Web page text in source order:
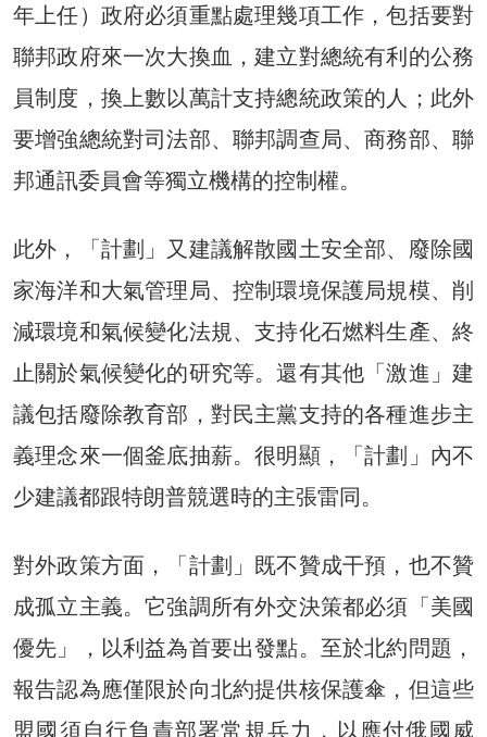
年上任）政府必須重點處理幾項工作，包括要對
聯邦政府來一次大換血，建立對總統有利的公務
員制度，換上數以萬計支持總統政策的人；此外
要增強總統對司法部、聯邦調查局、商務部、聯
邦通訊委員會等獨立機構的控制權。
此外，「計劃」又建議解散國土安全部、廢除國
家海洋和大氣管理局、控制環境保護局規模、削
減環境和氣候變化法規、支持化石燃料生產、終
止關於氣候變化的研究等。還有其他「激進」建
議包括廢除教育部，對民主黨支持的各種進步主
義理念來一個釜底抽薪。很明顯，「計劃」內不
少建議都跟特朗普競選時的主張雷同。
對外政策方面，「計劃」既不贊成干預，也不贊
成孤立主義。它強調所有外交決策都必須「美國
優先」，以利益為首要出發點。至於北約問題，
報告認為應僅限於向北約提供核保護傘，但這些
盟國須自行負責部署常規兵力，以應付俄國威